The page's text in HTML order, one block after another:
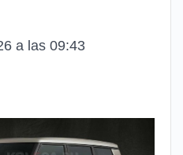
a las 09:43